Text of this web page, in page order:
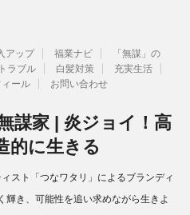
アップ 福業ナビ
「無謀」の
ラブル 白髪対策
充実生活
ール お問い合わせ
謀家 | 炎ジョイ！高
的に生きる
スト「つなワタリ」によるブランディ
き、可能性を追い求めながら生きよ